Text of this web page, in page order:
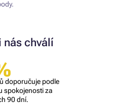
nás chválí
doporučuje podle
spokojenosti za
90 dní.